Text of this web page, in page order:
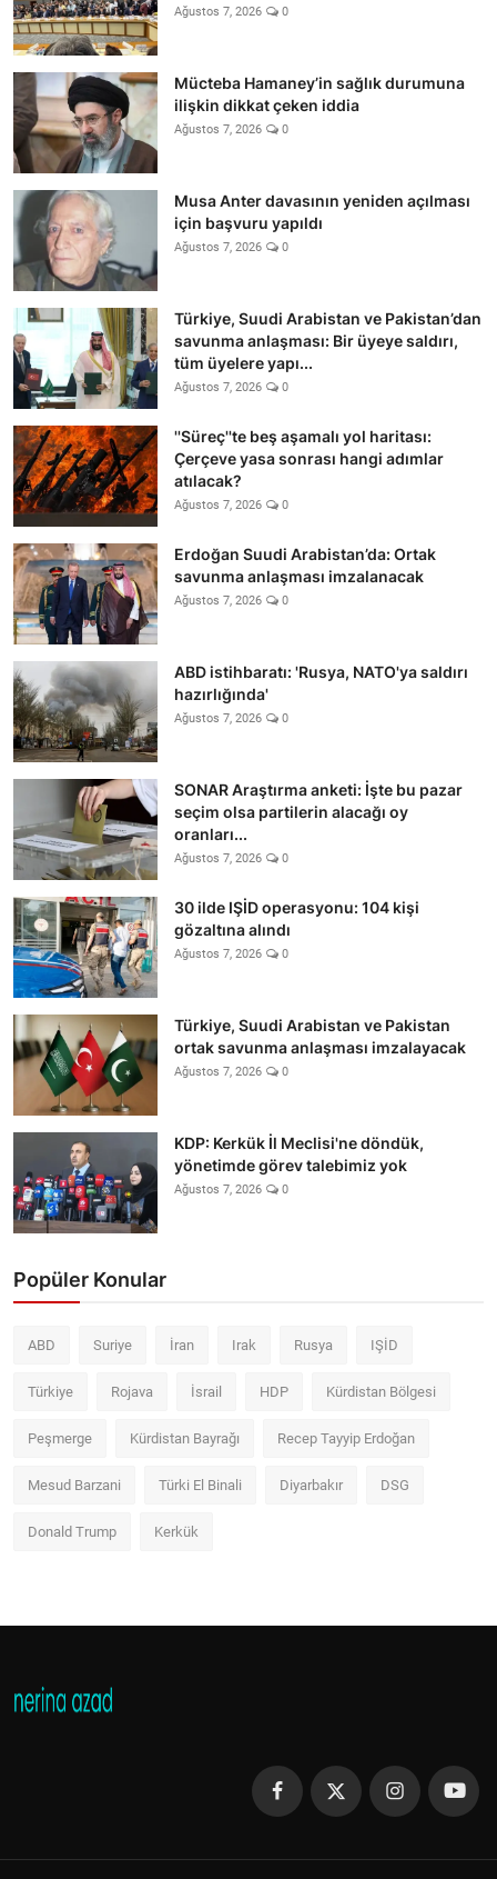
Ağustos 7, 2026 0
Mücteba Hamaney’in sağlık durumuna
ilişkin dikkat çeken iddia
Ağustos 7, 2026 0
Musa Anter davasının yeniden açılması
için başvuru yapıldı
Ağustos 7, 2026 0
Türkiye, Suudi Arabistan ve Pakistan’dan
savunma anlaşması: Bir üyeye saldırı,
tüm üyelere yapı...
Ağustos 7, 2026 0
''Süreç''te beş aşamalı yol haritası:
Çerçeve yasa sonrası hangi adımlar
atılacak?
Ağustos 7, 2026 0
Erdoğan Suudi Arabistan’da: Ortak
savunma anlaşması imzalanacak
Ağustos 7, 2026 0
ABD istihbaratı: 'Rusya, NATO'ya saldırı
hazırlığında'
Ağustos 7, 2026 0
SONAR Araştırma anketi: İşte bu pazar
seçim olsa partilerin alacağı oy
oranları...
Ağustos 7, 2026 0
30 ilde IŞİD operasyonu: 104 kişi
gözaltına alındı
Ağustos 7, 2026 0
Türkiye, Suudi Arabistan ve Pakistan
ortak savunma anlaşması imzalayacak
Ağustos 7, 2026 0
KDP: Kerkük İl Meclisi'ne döndük,
yönetimde görev talebimiz yok
Ağustos 7, 2026 0
Popüler Konular
ABD Suriye İran Irak Rusya IŞİD
Türkiye Rojava İsrail HDP Kürdistan Bölgesi
Peşmerge Kürdistan Bayrağı Recep Tayyip Erdoğan
Mesud Barzani Türki El Binali Diyarbakır DSG
Donald Trump Kerkük